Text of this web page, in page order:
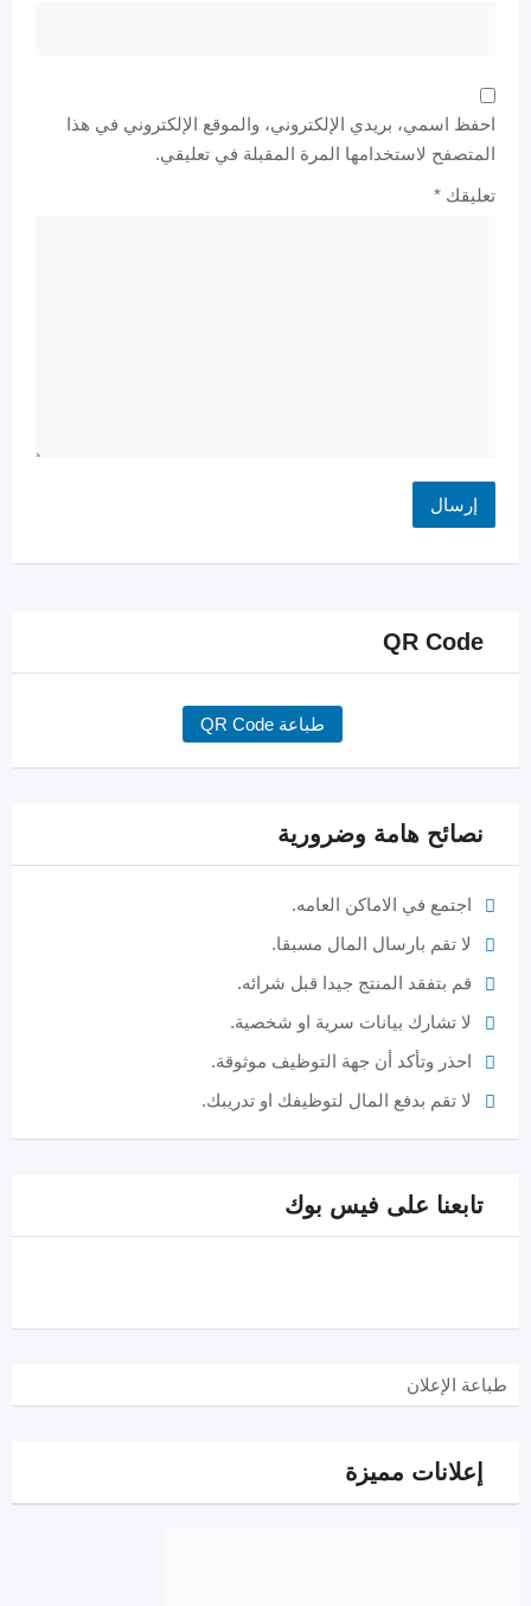
احفظ اسمي، بريدي الإلكتروني، والموقع الإلكتروني في هذا
المتصفح لاستخدامها المرة المقبلة في تعليقي.
تعليقك *
QR Code
طباعة QR Code
نصائح هامة وضرورية
اجتمع في الاماكن العامه.
لا تقم بارسال المال مسبقا.
قم بتفقد المنتج جيدا قبل شرائه.
لا تشارك بيانات سرية او شخصية.
احذر وتأكد أن جهة التوظيف موثوقة.
لا تقم بدفع المال لتوظيفك او تدريبك.
تابعنا على فيس بوك
طباعة الإعلان
إعلانات مميزة